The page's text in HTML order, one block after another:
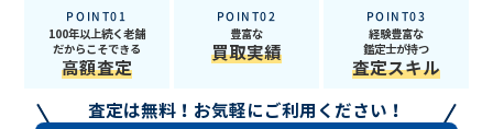
POINT01
100年以上続く老舗
だからこそできる
高額査定
POINT02
豊富な
買取実績
POINT03
経験豊富な
鑑定士が持つ
査定スキル
査定は無料！お気軽にご利用ください！